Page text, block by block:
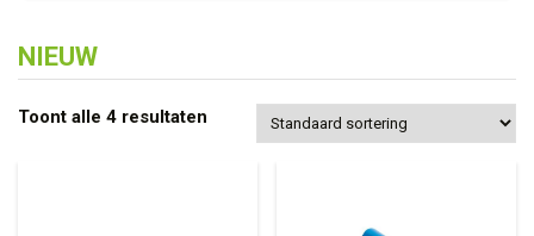
NIEUW
Toont alle 4 resultaten